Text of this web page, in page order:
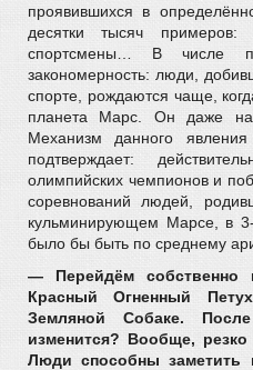
проявившихся в
десятки тысяч примеров:
спортсмены… В числе
закономерность: люди,
спорте, рождаются чаще,
планета Марс. Он даже
Механизм данного явления
подтверждает:
олимпийских чемпионов и
соревнований людей,
кульминирующем Марсе, в
было бы быть по среднему
— Перейдём собственно
Красный Огненный
Земляной Собаке.
изменится? Вообще,
Люди способны заметить